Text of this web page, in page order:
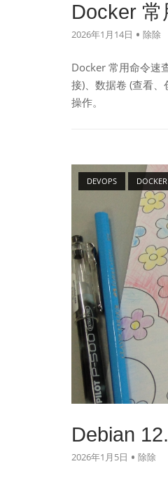
Docker
2026年1月14日 除除
Docker 常用命令速
接)、数据卷 (查看
操作。
DEVOPS DOCKER
Open post
Debian
2026年1月5日 除除